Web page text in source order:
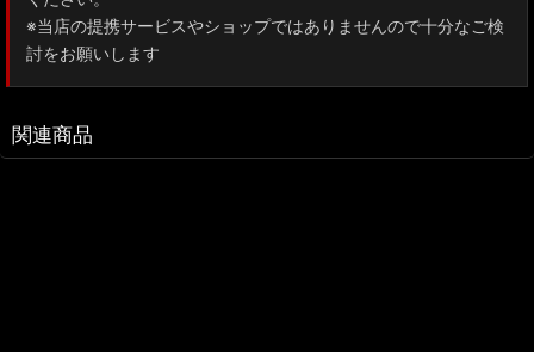
※当店の提携サービスやショップではありませんので十分なご検
討をお願いします
関連商品